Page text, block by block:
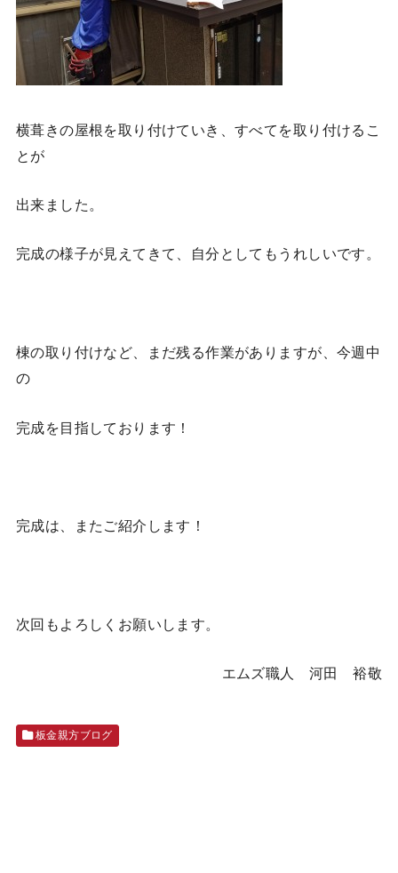
横葺きの屋根を取り付けていき、すべてを取り付けるこ
とが
出来ました。
完成の様子が見えてきて、自分としてもうれしいです。
棟の取り付けなど、まだ残る作業がありますが、今週中
の
完成を目指しております！
完成は、またご紹介します！
次回もよろしくお願いします。
エムズ職人 河田 裕敬
板金親方ブログ